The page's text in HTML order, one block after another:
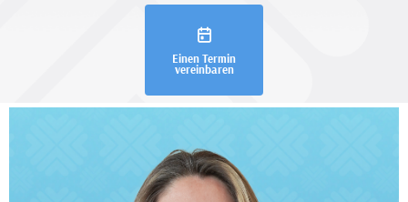
Einen Termin
vereinbaren